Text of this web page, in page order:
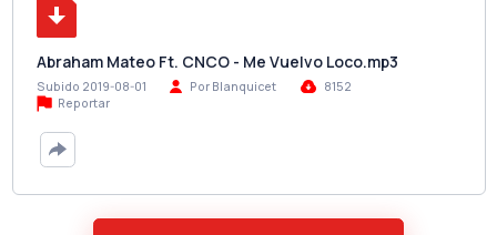
Abraham Mateo Ft. CNCO - Me Vuelvo Loco.mp3
Subido 2019-08-01 Por Blanquicet
8152
Reportar